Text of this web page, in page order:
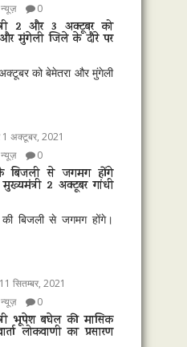
0
2 और 3 अक्टूबर को
मुंगेली जिले के दौरे पर
को बेमेतरा और मुंगेली
अक्टूबर, 2021
0
बिजली से जगमग होंगे
मुख्यमंत्री 2 अक्टूबर गांधी
की बिजली से जगमग होंगे।
सितम्बर, 2021
0
भूपेश बघेल की मासिक
लोकवाणी का प्रसारण